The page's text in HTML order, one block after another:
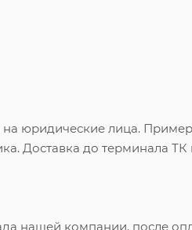
юридические лица.
Доставка до терминала
нашей компании, после